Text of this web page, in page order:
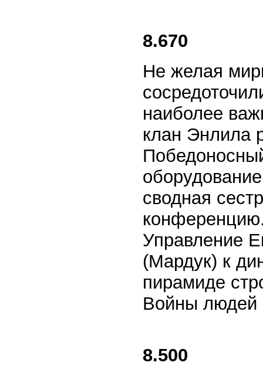
8.670
Не желая
наиболее
клан Энлила
сводная
Управление
(Мардук) к
пирамиде
Войны людей
8.500